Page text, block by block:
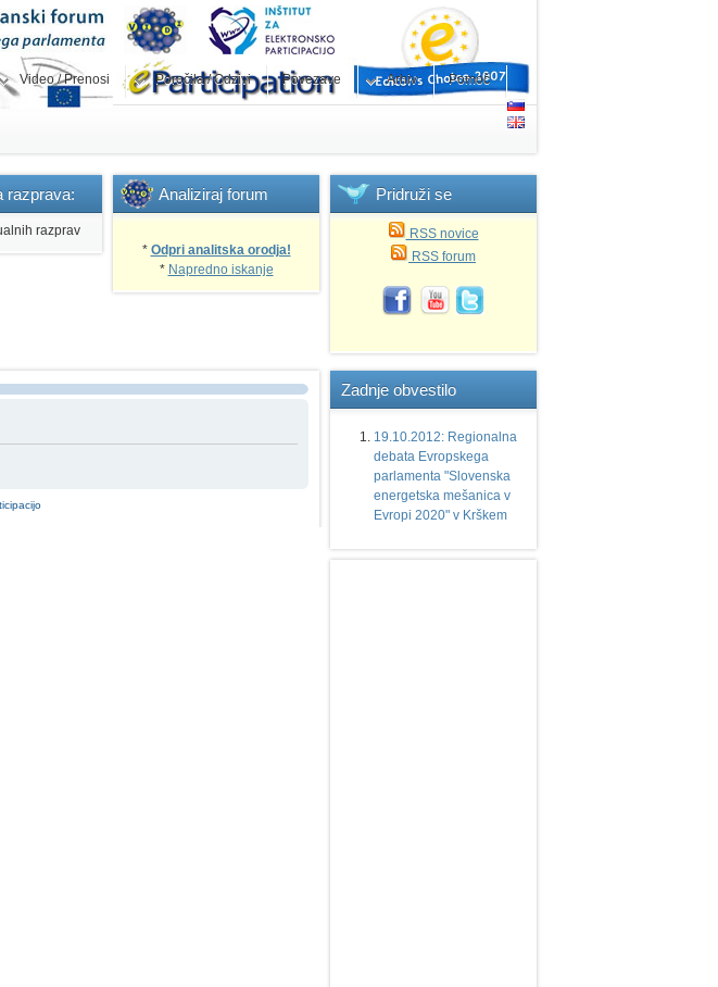
Video / Prenosi Poročila / Odzivi Povezave Arhiv Pomoč
razprava:
razprav
Analiziraj forum
* Odpri analitska orodja!
* Napredno iskanje
Pridruži se
RSS novice
RSS forum
Zadnje obvestilo
19.10.2012: Regionalna
debata Evropskega
parlamenta "Slovenska
energetska mešanica v
Evropi 2020" v Krškem